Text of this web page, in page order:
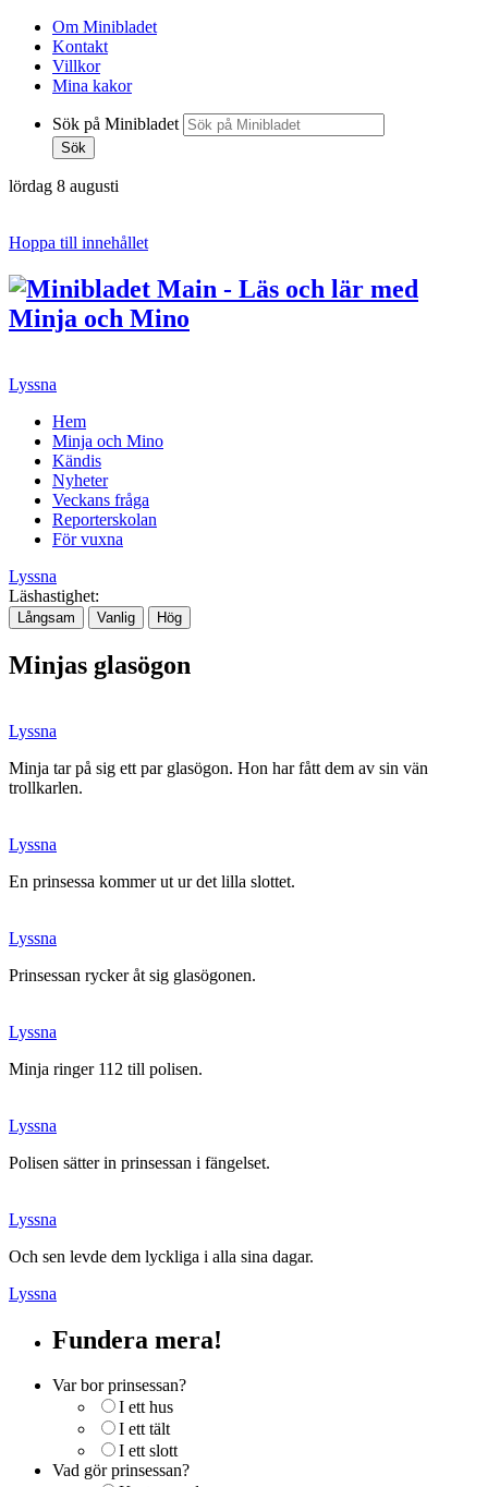
Om Minibladet
Kontakt
Villkor
Mina kakor
Sök på Minibladet
Sök
lördag 8 augusti
Hoppa till innehållet
Lyssna
Hem
Minja och Mino
Kändis
Nyheter
Veckans fråga
Reporterskolan
För vuxna
Lyssna
Läshastighet:
Långsam Vanlig Hög
Minjas glasögon
Lyssna
Minja tar på sig ett par glasögon. Hon har fått dem av sin vän
trollkarlen.
Lyssna
En prinsessa kommer ut ur det lilla slottet.
Lyssna
Prinsessan rycker åt sig glasögonen.
Lyssna
Minja ringer 112 till polisen.
Lyssna
Polisen sätter in prinsessan i fängelset.
Lyssna
Och sen levde dem lyckliga i alla sina dagar.
Lyssna
Fundera mera!
Var bor prinsessan?
I ett hus
I ett tält
I ett slott
Vad gör prinsessan?